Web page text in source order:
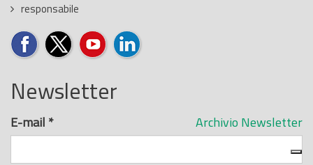
responsabile
Newsletter
Archivio Newsletter
E-mail *